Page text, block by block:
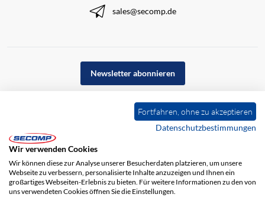
sales@secomp.de
Newsletter abonnieren
Fortfahren, ohne zu akzeptieren
Datenschutzbestimmungen
Wir verwenden Cookies
Wir können diese zur Analyse unserer Besucherdaten platzieren, um unsere
Webseite zu verbessern, personalisierte Inhalte anzuzeigen und Ihnen ein
großartiges Webseiten-Erlebnis zu bieten. Für weitere Informationen zu den von
uns verwendeten Cookies öffnen Sie die Einstellungen.